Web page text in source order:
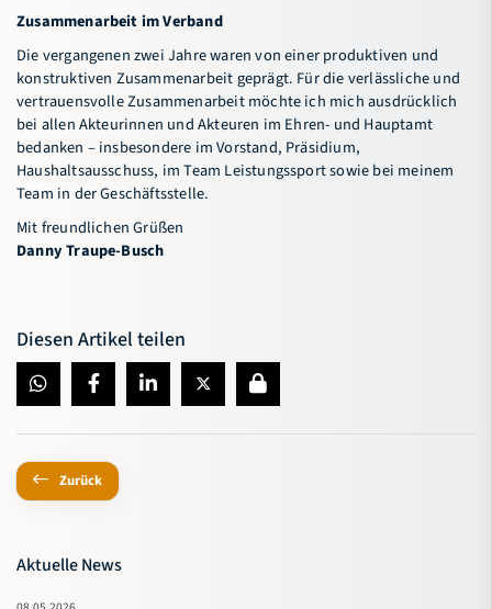
Zusammenarbeit im Verband
Die vergangenen zwei Jahre waren von einer produktiven und
konstruktiven Zusammenarbeit geprägt. Für die verlässliche und
vertrauensvolle Zusammenarbeit möchte ich mich ausdrücklich
bei allen Akteurinnen und Akteuren im Ehren- und Hauptamt
bedanken – insbesondere im Vorstand, Präsidium,
Haushaltsausschuss, im Team Leistungssport sowie bei meinem
Team in der Geschäftsstelle.
Mit freundlichen Grüßen
Danny Traupe-Busch
Diesen Artikel teilen
Zurück
Aktuelle News